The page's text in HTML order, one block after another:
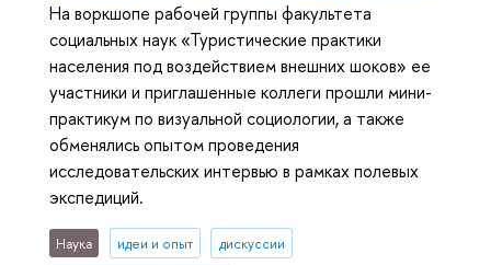
На воркшопе рабочей группы факультета
социальных наук «Туристические практики
населения под воздействием внешних шоков» ее
участники и приглашенные коллеги прошли мини-
практикум по визуальной социологии, а также
обменялись опытом проведения
исследовательских интервью в рамках полевых
экспедиций.
Наука идеи и опыт дискуссии